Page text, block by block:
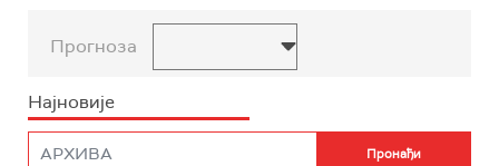
Прогноза
Најновије